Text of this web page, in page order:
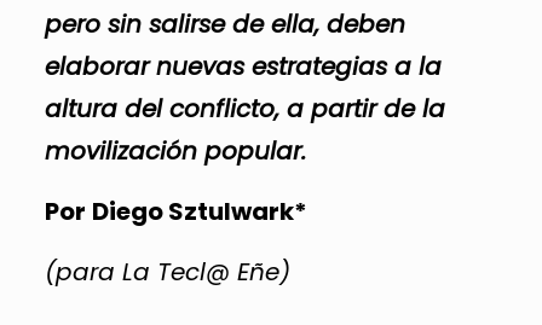
pero sin salirse de ella, deben
elaborar nuevas estrategias a la
altura del conflicto, a partir de la
movilización popular.
Por Diego Sztulwark*
(para La Tecl@ Eñe)